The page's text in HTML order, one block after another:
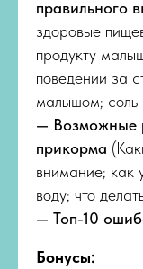
правильного
здоровые
продукту
поведении за
малышом; соль
— Возможные
прикорма
внимание; как
воду; что
— Топ-10
Бонусы: